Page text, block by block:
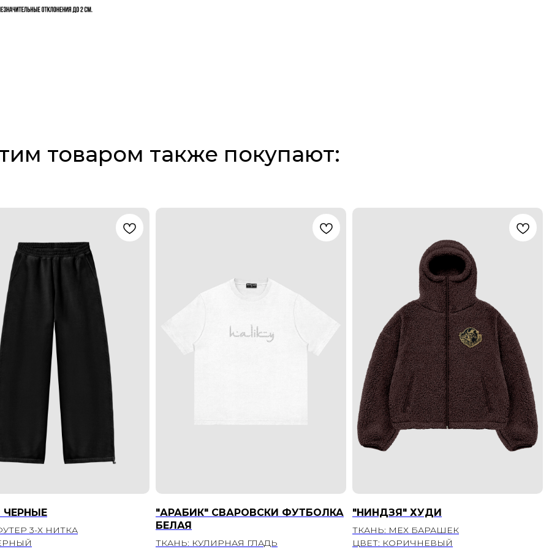
товаром также покупают:
3-Х НИТКА
"АРАБИК" СВАРОВСКИ ФУТБОЛКА
БЕЛАЯ
ТКАНЬ: КУЛИРНАЯ ГЛАДЬ
"НИНДЗЯ" ХУДИ
ТКАНЬ: МЕХ БАРАШЕК
ЦВЕТ: КОРИЧНЕВЫЙ